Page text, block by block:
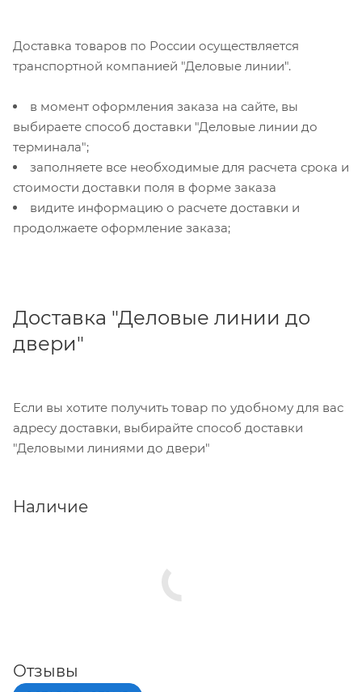
Доставка товаров по России осуществляется
транспортной компанией "Деловые линии".
в момент оформления заказа на сайте, вы
выбираете способ доставки "Деловые линии до
терминала";
заполняете все необходимые для расчета срока и
стоимости доставки поля в форме заказа
видите информацию о расчете доставки и
продолжаете оформление заказа;
Доставка "Деловые линии до
двери"
Если вы хотите получить товар по удобному для вас
адресу доставки, выбирайте способ доставки
"Деловыми линиями до двери"
Наличие
Отзывы